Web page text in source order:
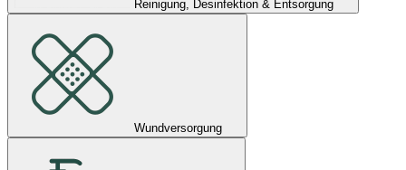
Reinigung, Desinfektion & Entsorgung
Wundversorgung